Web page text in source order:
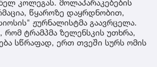
კოლეგას. მოლაპარაკებების
წყაროზე დაყრდნობით,
ჟურნალისტმა გაავრცელა.
რომ ტრამპმა ზელენსკის უთხრა,
სწრაფად, ერთ თვეში სურს ომის